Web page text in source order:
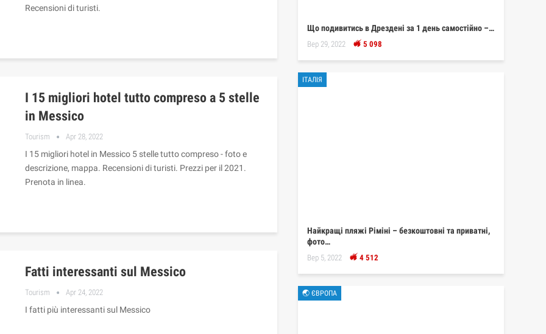
Recensioni di turisti.
I 15 migliori hotel tutto compreso a 5 stelle
in Messico
Tourism Apr 28, 2022
I 15 migliori hotel in Messico 5 stelle tutto compreso - foto e
descrizione, mappa. Recensioni di turisti. Prezzi per il 2021.
Prenota in linea.
Fatti interessanti sul Messico
Tourism Apr 24, 2022
I fatti più interessanti sul Messico
Що подивитись в Дрездені за 1 день самостійно –…
Вер 29, 2022 5 098
ІТАЛІЯ
Найкращі пляжі Ріміні – безкоштовні та приватні,
фото…
Вер 5, 2022 4 512
🌏 ЄВРОПА